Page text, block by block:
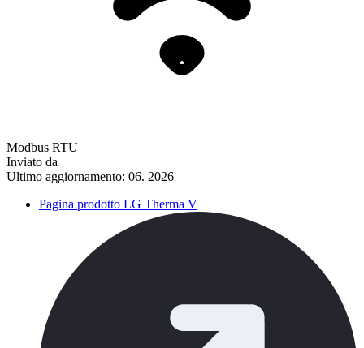
Modbus RTU
Inviato da
Ultimo aggiornamento: 06. 2026
Pagina prodotto LG Therma V